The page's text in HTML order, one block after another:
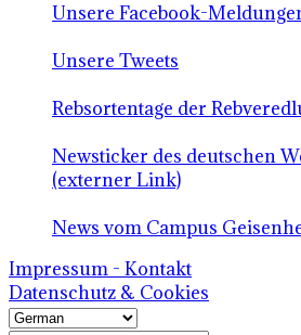
Unsere Facebook-
Unsere Tweets
Rebsortentage der
Newsticker des deutschen
(externer Link)
News vom Campus
Impressum - Kontakt
Datenschutz & Cookies